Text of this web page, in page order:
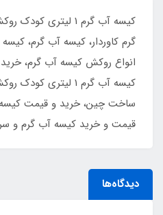
گرم کاوردار، کیسه آب گرم،
انواع روکش کیسه آب گرم،
کیسه آب گرم 1 لیتری
ساخت چین، خرید و قیمت کیسه
قیمت و خرید کیسه آب گرم و
دیدگاه‌ها